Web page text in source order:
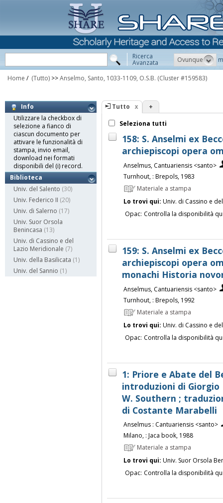
Ricerca
Avanzata Ovunque
Home / (Tutto) >>Anselmo, Santo, 1033-1109, O.S.B. (Cluster #159583)
Info
Utilizzare la checkbox di
selezione a fianco di
ciascun documento per
attivare le funzionalità di
stampa, invio email,
download nei formati
disponibili del (i) record.
Biblioteca
Univ. del Salento (30)
Univ. Federico II (20)
Univ. di Salerno (17)
Univ. Suor Orsola
Benincasa (13)
Univ. di Cassino e del
Lazio Meridionale (7)
Univ. della Basilicata (1)
Univ. del Sannio (1)
Tutto +
Seleziona tutti
158: S. Anselmi ex
archiepiscopi opera
Anselmus, Cantuariensis <santo>
Turnhout, : Brepols, 1983
Materiale a stampa
Lo trovi qui: Univ. di Cassino e
Opac: Controlla la disponibilità
159: S. Anselmi ex
archiepiscopi opera
monachi Historia
Anselmus, Cantuariensis <santo>
Turnhout, : Brepols, 1992
Materiale a stampa
Lo trovi qui: Univ. di Cassino e
Opac: Controlla la disponibilità
1: Priore e Abate del
introduzioni di Giorgio
W. Southern ;
di Costante Marabelli
Anselmus : Cantuariensis <santo>
Milano, : Jaca book, 1988
Materiale a stampa
Lo trovi qui: Univ. Suor Orsola
Opac: Controlla la disponibilità